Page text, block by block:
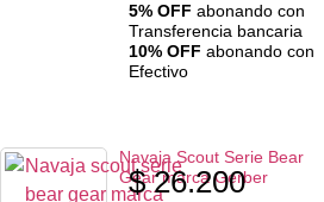
5% OFF abonando con
Transferencia bancaria
10% OFF abonando con
Efectivo
Navaja Scout Serie Bear
Gear marca Gerber
$26.200